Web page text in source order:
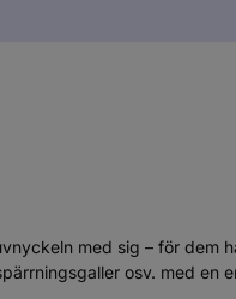
med sig – för dem
osv. med en